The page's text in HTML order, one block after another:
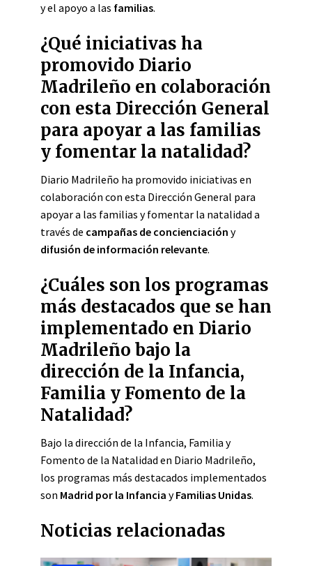
y el apoyo a las familias.
¿Qué iniciativas ha
promovido Diario
Madrileño en colaboración
con esta Dirección General
para apoyar a las familias
y fomentar la natalidad?
Diario Madrileño ha promovido iniciativas en
colaboración con esta Dirección General para
apoyar a las familias y fomentar la natalidad a
través de campañas de concienciación y
difusión de información relevante.
¿Cuáles son los programas
más destacados que se han
implementado en Diario
Madrileño bajo la
dirección de la Infancia,
Familia y Fomento de la
Natalidad?
Bajo la dirección de la Infancia, Familia y
Fomento de la Natalidad en Diario Madrileño,
los programas más destacados implementados
son Madrid por la Infancia yFamilias Unidas.
Noticias relacionadas